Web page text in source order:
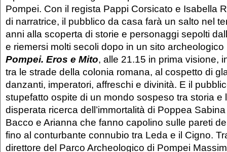
Pompei. Con il regista Pappi Corsicato e Isabella
di narratrice, il pubblico da casa farà un salto nel
anni alla scoperta di storie e personaggi sepolti
e riemersi molti secoli dopo in un sito
Pompei. Eros e Mito, alle 21.15 in prima visione,
tra le strade della colonia romana, al cospetto di
danzanti, imperatori, affreschi e divinità. E il
stupefatto ospite di un mondo sospeso tra storia e
disperata ricerca dell’immortalità di Poppea
Bacco e Arianna che fanno capolino sulle pareti
fino al conturbante connubio tra Leda e il Cigno.
direttore del Parco Archeologico di Pompei